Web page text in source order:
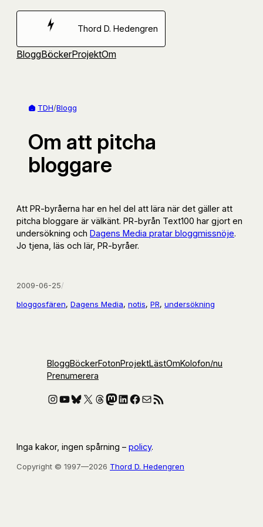
Hoppa
Thord D. Hedengren
BloggBöckerProjektOm
TDH/Blogg
Om att pitcha
bloggare
Att PR-byråerna har en hel del att lära när det gäller att
pitcha bloggare är välkänt. PR-byrån Text100 har gjort en
undersökning och Dagens Media pratar bloggmissnöje.
Jo tjena, läs och lär, PR-byråer.
2009-06-25/
bloggosfären, Dagens Media, notis, PR, undersökning
BloggBöckerFotonProjektLästOmKolofon/nu
Prenumerera
Instagram
YouTube
Bluesky
X Threads
Mastodon
LinkedIn
Facebook
E-postRSS-flöde
Inga kakor, ingen spårning – policy.
Copyright © 1997—2026 Thord D. Hedengren